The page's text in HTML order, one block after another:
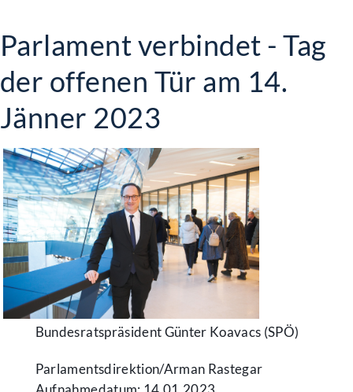
Parlament verbindet - Tag
der offenen Tür am 14.
Jänner 2023
Bundesratspräsident Günter Koavacs (SPÖ)
Parlamentsdirektion/​Arman Rastegar